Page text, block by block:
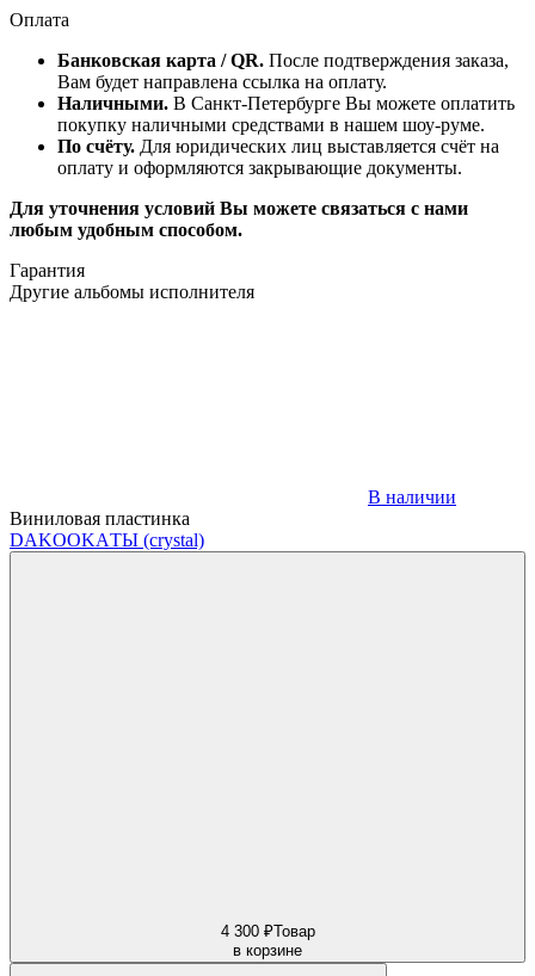
Оплата
Банковская карта / QR. После подтверждения заказа,
Вам будет направлена ссылка на оплату.
Наличными. В Санкт-Петербурге Вы можете оплатить
покупку наличными средствами в нашем шоу-руме.
По счёту. Для юридических лиц выставляется счёт на
оплату и оформляются закрывающие документы.
Для уточнения условий Вы можете связаться с нами
любым удобным способом.
Гарантия
Другие альбомы исполнителя
В наличии
Виниловая пластинка
DAKOOKAТЫ (crystal)
4 300 ₽Товар
в корзине